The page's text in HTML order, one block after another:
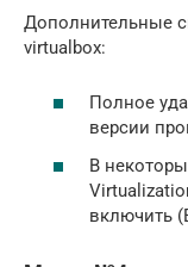
Дополнительные
virtualbox:
Полное
версии
В
включить